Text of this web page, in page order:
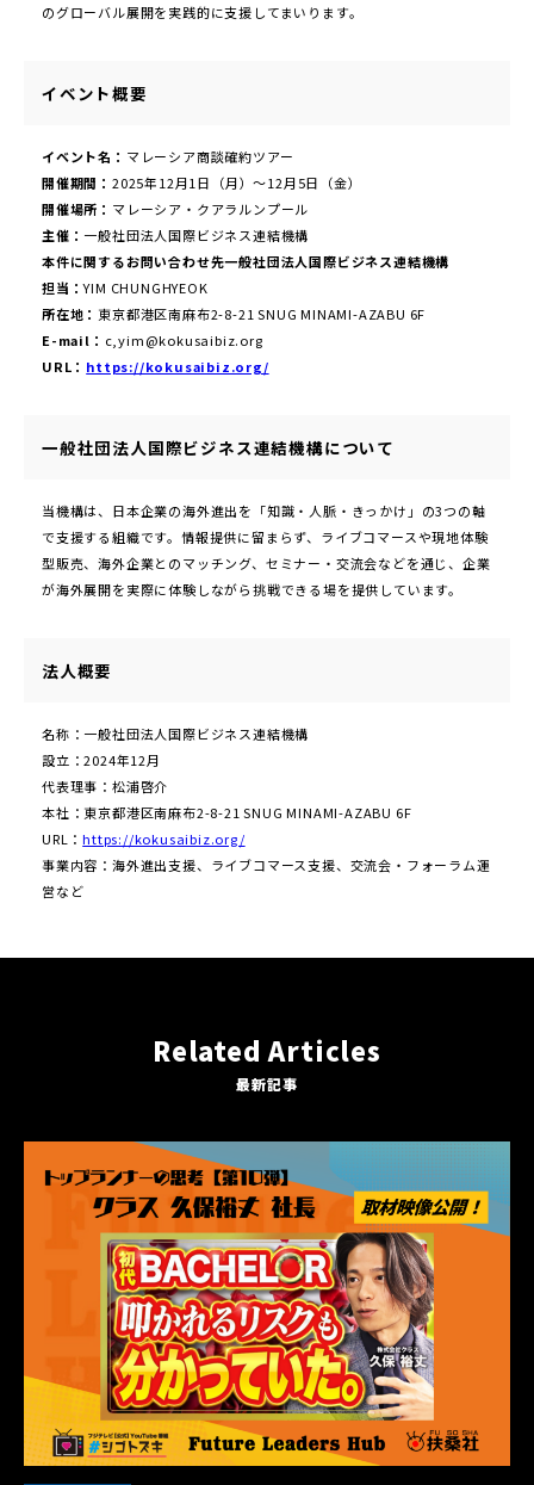
のグローバル展開を実践的に支援してまいります。
イベント概要
イベント名： マレーシア商談確約ツアー
開催期間： 2025年12月1日（月）～12月5日（金）
開催場所： マレーシア・クアラルンプール
主催： 一般社団法人国際ビジネス連結機構
本件に関するお問い合わせ先一般社団法人国際ビジネス連結機構
担当：YIM CHUNGHYEOK
所在地： 東京都港区南麻布2-8-21 SNUG MINAMI-AZABU 6F
E-mail： c,yim@kokusaibiz.org
URL： https://kokusaibiz.org/
一般社団法人国際ビジネス連結機構について
当機構は、日本企業の海外進出を「知識・人脈・きっかけ」の3つの軸
で支援する組織です。情報提供に留まらず、ライブコマースや現地体験
型販売、海外企業とのマッチング、セミナー・交流会などを通じ、企業
が海外展開を実際に体験しながら挑戦できる場を提供しています。
法人概要
名称：一般社団法人国際ビジネス連結機構
設立：2024年12月
代表理事：松浦啓介
本社：東京都港区南麻布2-8-21 SNUG MINAMI-AZABU 6F
URL：https://kokusaibiz.org/
事業内容：海外進出支援、ライブコマース支援、交流会・フォーラム運
営など
Related Articles
最新記事